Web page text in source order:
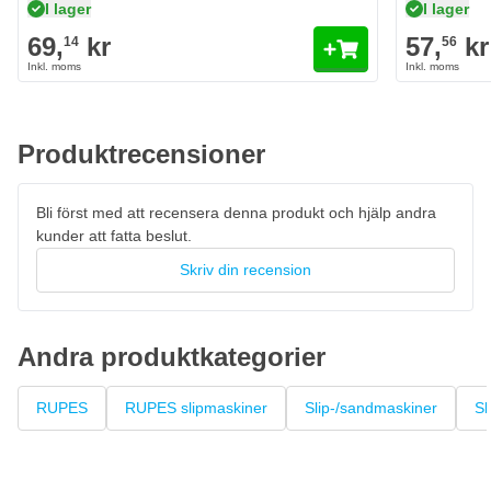
I lager
69,14 kr
I lager
57,56 kr
Produktrecensioner
Bli först med att recensera denna produkt och hjälp andra
kunder att fatta beslut.
Skriv din recension
Andra produktkategorier
RUPES RUPES slipmaskiner Slip-/sandmaskiner